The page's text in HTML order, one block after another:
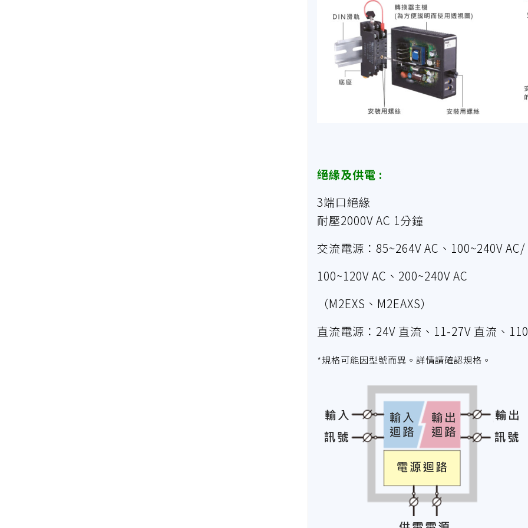
絕緣及供電 :
3端口絕緣
耐壓2000V AC 1分鐘
交流電源：85~264V AC、100~240V AC/
100~120V AC、200~240V AC
（M2EXS、M2EAXS）
直流電源：24V 直流、11-27V 直流、
*規格可能因型號而異。詳情請確認規格。